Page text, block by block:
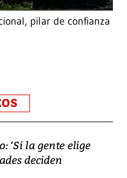
pilar de confianza
‘Si la gente elige
deciden